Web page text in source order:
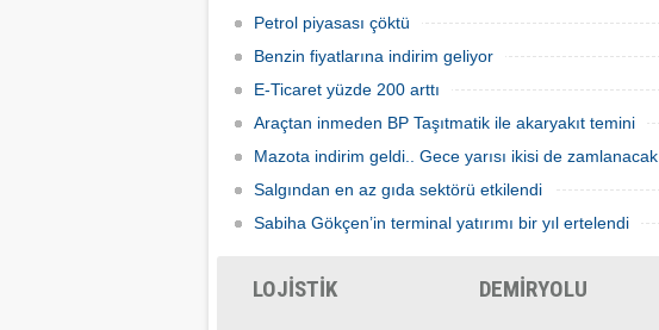
Petrol piyasası çöktü
Benzin fiyatlarına indirim geliyor
E-Ticaret yüzde 200 arttı
Araçtan inmeden BP Taşıtmatik ile akaryakıt temini
Mazota indirim geldi.. Gece yarısı ikisi de zamlanacak
Salgından en az gıda sektörü etkilendi
Sabiha Gökçen’in terminal yatırımı bir yıl ertelendi
LOJİSTİK DEMİRYOLU